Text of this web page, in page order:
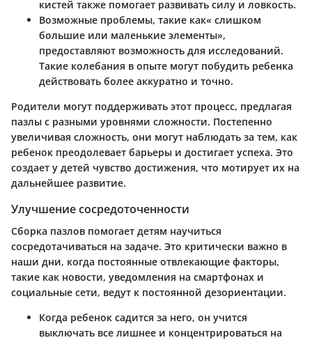
кистей также помогает развивать силу и ловкость.
Возможные проблемы, такие как« слишком
большие или маленькие элементы»,
предоставляют возможность для исследований.
Такие колебания в опыте могут побудить ребенка
действовать более аккуратно и точно.
Родители могут поддерживать этот процесс, предлагая
пазлы с разными уровнями сложности. Постепенно
увеличивая сложность, они могут наблюдать за тем, как
ребенок преодолевает барьеры и достигает успеха. Это
создает у детей чувство достижения, что мотирует их на
дальнейшее развитие.
Улучшение сосредоточенности
Сборка пазлов помогает детям научиться
сосредотачиваться на задаче. Это критически важно в
наши дни, когда постоянные отвлекающие факторы,
такие как новости, уведомления на смартфонах и
социальные сети, ведут к постоянной дезориентации.
Когда ребенок садится за него, он учится
выключать все лишнее и концентрироваться на